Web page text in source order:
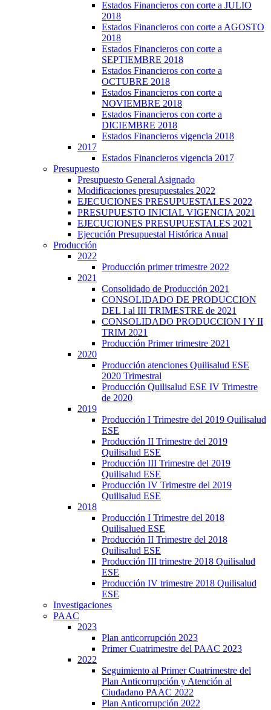
Estados Financieros con corte a JULIO
2018
Estados Financieros con corte a AGOSTO
2018
Estados Financieros con corte a
SEPTIEMBRE 2018
Estados Financieros con corte a
OCTUBRE 2018
Estados Financieros con corte a
NOVIEMBRE 2018
Estados Financieros con corte a
DICIEMBRE 2018
Estados Financieros vigencia 2018
2017
Estados Financieros vigencia 2017
Presupuesto
Presupuesto General Asignado
Modificaciones presupuestales 2022
EJECUCIONES PRESUPUESTALES 2022
PRESUPUESTO INICIAL VIGENCIA 2021
EJECUCIONES PRESUPUESTALES 2021
Ejecución Presupuestal Histórica Anual
Producción
2022
Producción primer trimestre 2022
2021
Consolidado de Producción 2021
CONSOLIDADO DE PRODUCCION
DEL I al III TRIMESTRE de 2021
CONSOLIDADO PRODUCCION I Y II
TRIM 2021
Producción Primer trimestre 2021
2020
Producción atenciones Quilisalud ESE
2020 Trimestral
Producción Quilisalud ESE IV Trimestre
de 2020
2019
Producción I Trimestre del 2019 Quilisalud
ESE
Producción II Trimestre del 2019
Quilisalud ESE
Producción III Trimestre del 2019
Quilisalud ESE
Producción IV Trimestre del 2019
Quilisalud ESE
2018
Producción I Trimestre del 2018
Quilisalued ESE
Producción II Trimestre del 2018
Quilisalud ESE
Producción III trimestre 2018 Quilisalud
ESE
Producción IV trimestre 2018 Quilisalud
ESE
Investigaciones
PAAC
2023
Plan anticorrupción 2023
Primer Cuatrimestre del PAAC 2023
2022
Seguimiento al Primer Cuatrimestre del
Plan Anticorrupción y Atención al
Ciudadano PAAC 2022
Plan Anticorrupción 2022